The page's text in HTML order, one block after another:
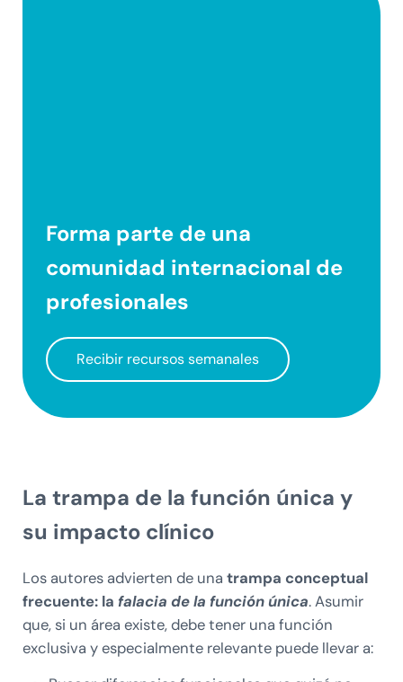
Forma parte de una
comunidad internacional de
profesionales
Recibir recursos semanales
La trampa de la función única y
su impacto clínico
Los autores advierten de una trampa conceptual
frecuente: la falacia de la función única. Asumir
que, si un área existe, debe tener una función
exclusiva y especialmente relevante puede llevar a: